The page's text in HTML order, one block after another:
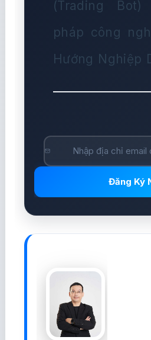
(Trading
pháp công
Hướng Nghiệp
Đăng Ký